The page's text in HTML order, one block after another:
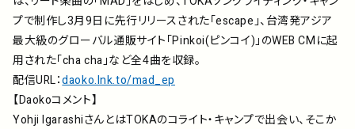
お問い合わせ 楽曲利用申込
プで制作し3月9日に先行リリースされた「escape」、台湾発アジア
最大級のグローバル通販サイト「Pinkoi(ピンコイ)」のWEB CMに起
用された「cha cha」など全4曲を収録。
配信URL：daoko.lnk.to/mad_ep
【Daokoコメント】
Yohji IgarashiさんとはTOKAのコライト・キャンプで出会い、そこか